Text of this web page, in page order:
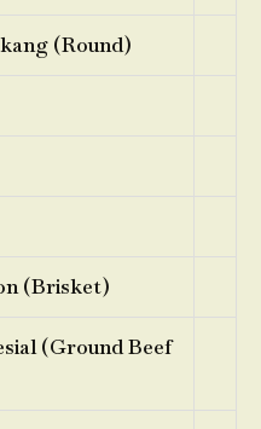
(Round)
(Brisket)
(Ground Beef